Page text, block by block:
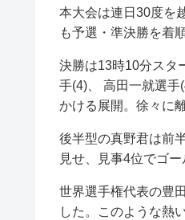
本大会は連日30度を
も予選・準決勝を着
決勝は13時10分スタ
手(4)、 高田一就選
かける展開。徐々に
後半型の真野君は前
見せ、見事4位でゴー
世界選手権代表の豊
した。このような熱